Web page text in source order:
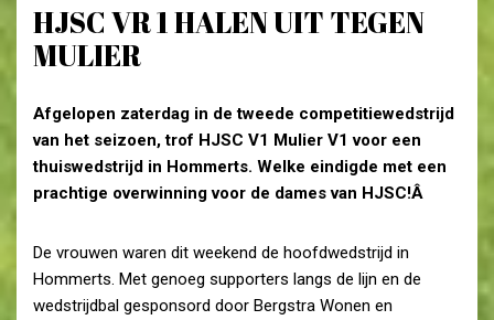
HJSC VR 1 HALEN UIT TEGEN
MULIER
Afgelopen zaterdag in de tweede competitiewedstrijd
van het seizoen, trof HJSC V1 Mulier V1 voor een
thuiswedstrijd in Hommerts. Welke eindigde met een
prachtige overwinning voor de dames van HJSC!Â
De vrouwen waren dit weekend de hoofdwedstrijd in
Hommerts. Met genoeg supporters langs de lijn en de
wedstrijdbal gesponsord door Bergstra Wonen en